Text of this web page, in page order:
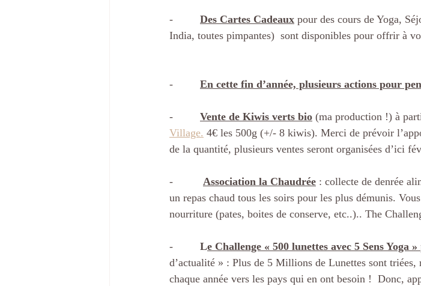
- Des Cartes Cadeaux pour des cours de Yoga,
India, toutes pimpantes)  sont disponibles pour offrir à
- En cette fin d’année, plusieurs actions pour
- Vente de Kiwis verts bio (ma production !) à
Village. 4€ les 500g (+/- 8 kiwis). Merci de prévoir
de la quantité, plusieurs ventes seront organisées d’ici
- Association la Chaudrée : collecte de denrée
un repas chaud tous les soirs pour les plus démunis.
nourriture (pates, boites de conserve, etc..).. The
- Le Challenge « 500 lunettes avec 5 Sens Yoga »
d’actualité » : Plus de 5 Millions de Lunettes sont
chaque année vers les pays qui en ont besoin !  Donc,